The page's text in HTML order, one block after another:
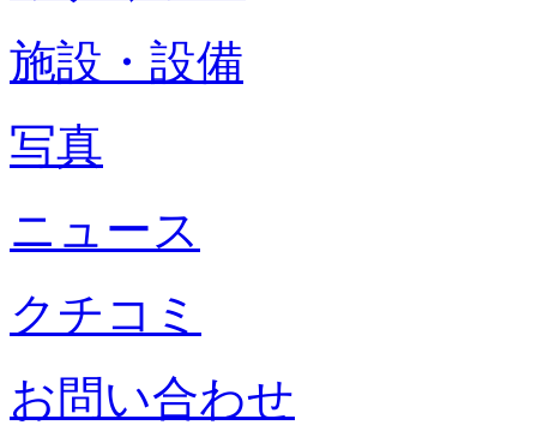
施設・設備
写真
ニュース
クチコミ
お問い合わせ